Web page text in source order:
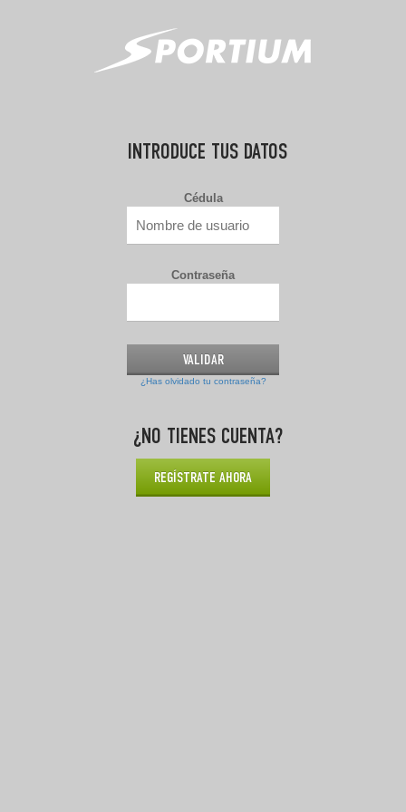
INTRODUCE TUS DATOS
Cédula
Contraseña
¿Has olvidado tu contraseña?
¿NO TIENES CUENTA?
REGÍSTRATE AHORA